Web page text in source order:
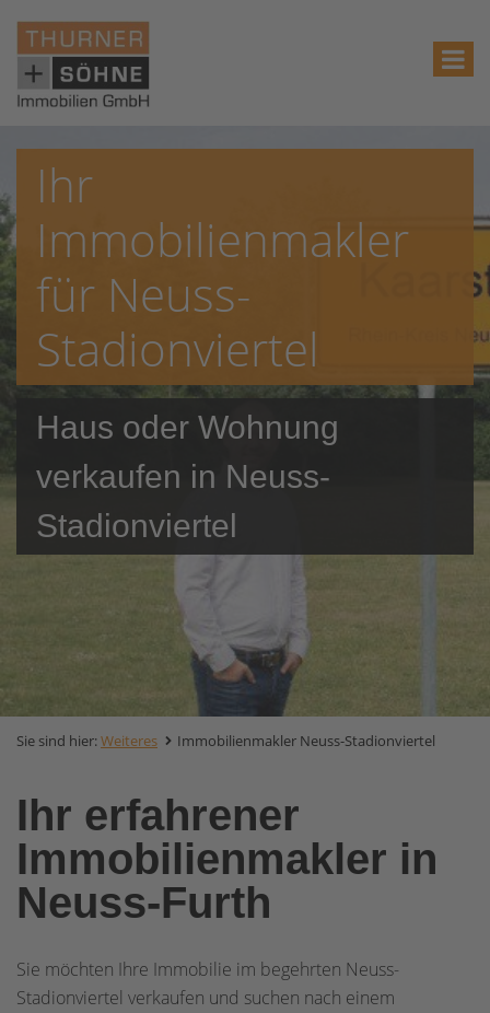
Ihr
Immobilienmakler
für Neuss-
Stadionviertel
Haus oder Wohnung
verkaufen in Neuss-
Stadionviertel
Sie sind hier:Weiteres Immobilienmakler Neuss-Stadionviertel
Ihr erfahrener
Immobilienmakler in
Neuss-Furth
Sie möchten Ihre Immobilie im begehrten Neuss-
Stadionviertel verkaufen und suchen nach einem